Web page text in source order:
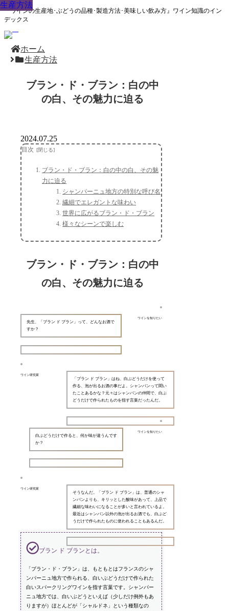
『ワインの生産地･ぶどうの品種･製造方法･美味しい飲み方』ワイン知識のイン
デックス
ホーム
生産方法
ブラン・ド・ブラン：白の中
の白、その魅力に迫る
生産方法
2024.07.25
目次
ブラン・ド・ブラン：白の中の白、その魅
力に迫る
シャンパーニュ地方の特別な呼び名
繊細でエレガントな味わい
世界に広がるブラン・ド・ブラン
様々なシーンで楽しむ
ブラン・ド・ブラン：白の中
の白、その魅力に迫る
ワインを知りたい
先生、「ブラン ド ブラン」って、どんなお酒で
すか？
ワイン研究家
「ブラン ド ブラン」はね、白ぶどうだけを使って
作る、泡が出るお酒の事だよ。シャンパンって聞い
たことあるかな？元々はシャンパンの仲間で、白ぶ
どうだけで作られたものを指す言葉だったんだ。
ワインを知りたい
白ぶどうだけで作ると、何か味が違うんです
か？
ワイン研究家
そうなんだ。「ブラン ド ブラン」は、普通のシャ
ンパンよりも、キリッとした酸味があって、上品で
繊細な味わいになることが多いと言われているよ。
最近はシャンパン以外の泡が出るお酒でも、白ぶど
うだけで作られたものに使われることもあるんだ。
ブラン ド ブランとは。
「ブラン・ド・ブラン」は、もともとはフランスのシャ
ンパーニュ地方で作られる、白いぶどうだけで作られた
白いスパークリングワインを指す言葉です。シャンパー
ニュ地方では、白いぶどうといえば（少しだけ例外もあ
りますが）ほとんどが「シャルドネ」という種類なの
生産方法
生産方法
生産方法
生産方法
生産方法
生産方法
生産方法
生産方法